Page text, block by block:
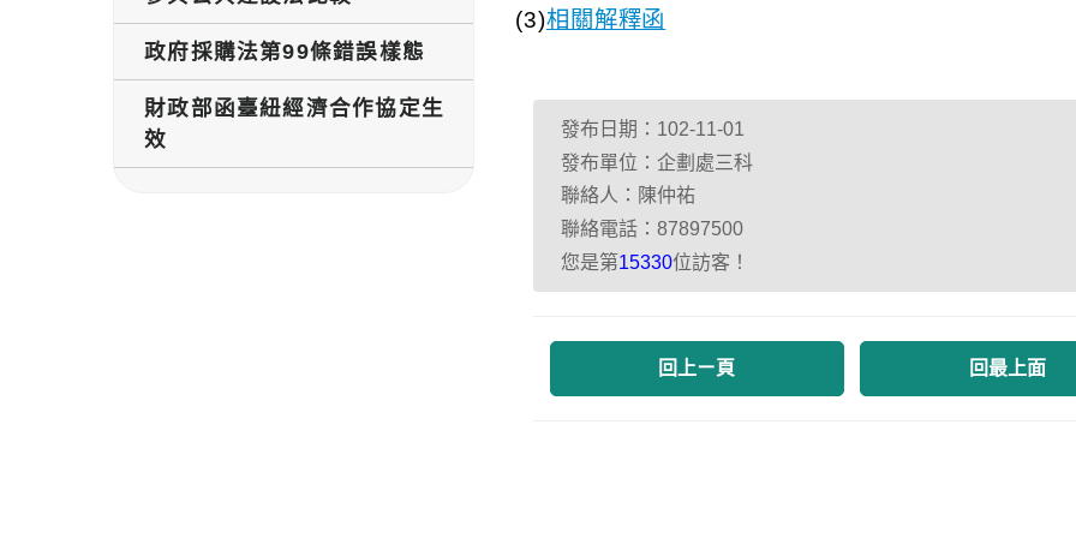
政府採購法第99條錯誤樣態
財政部函臺紐經濟合作協定生
效
(3)相關解釋函
發布日期：102-11-01
發布單位：企劃處三科
聯絡人：陳仲祐
聯絡電話：87897500
您是第15330位訪客！
回上ㄧ頁 回最上面